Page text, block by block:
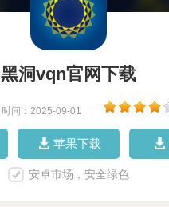
黑洞vqn官网下载
时间：2025-09-01
苹果下载
安卓市场，安全绿色